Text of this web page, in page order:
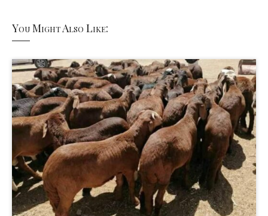
You Might Also Like: